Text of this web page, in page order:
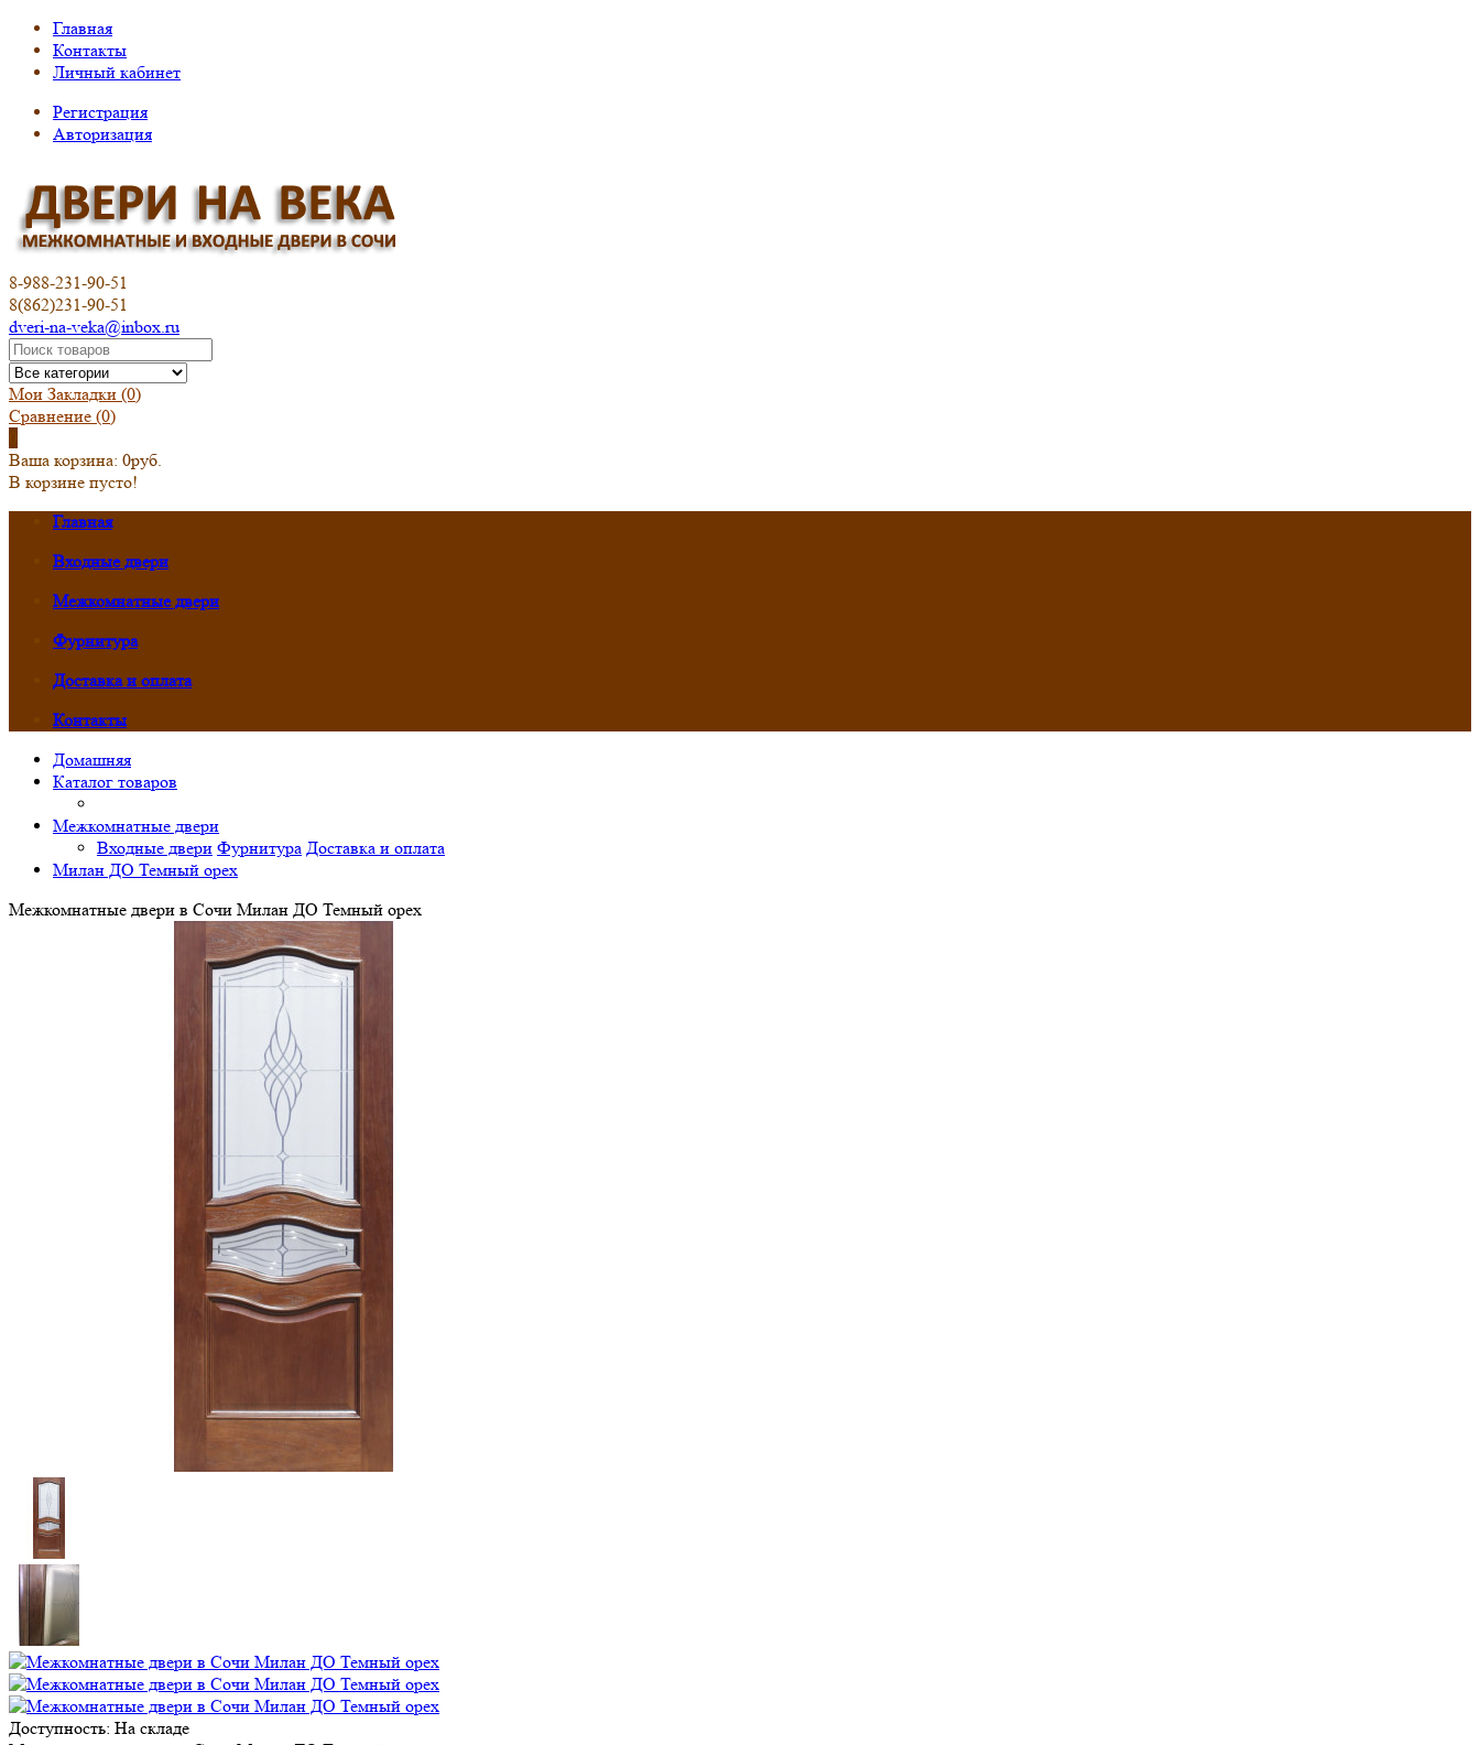
Главная
Контакты
Личный кабинет
Регистрация
Авторизация
8-988-231-90-51
8(862)231-90-51
dveri-na-veka@inbox.ru
Мои Закладки (0)
Сравнение (0)
Ваша корзина: 0руб.
В корзине пусто!
Главная
Входные двери
Межкомнатные двери
Фурнитура
Доставка и оплата
Контакты
Домашняя
Каталог товаров
Межкомнатные двери
Входные двери Фурнитура Доставка и оплата
Милан ДО Темный орех
Межкомнатные двери в Сочи Милан ДО Темный орех
Доступность: На складе